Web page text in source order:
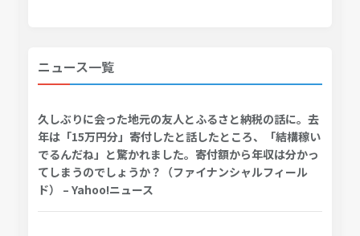
ニュース一覧
久しぶりに会った地元の友人とふるさと納税の話に。去
年は「15万円分」寄付したと話したところ、「結構稼い
でるんだね」と驚かれました。寄付額から年収は分かっ
てしまうのでしょうか？（ファイナンシャルフィール
ド） – Yahoo!ニュース